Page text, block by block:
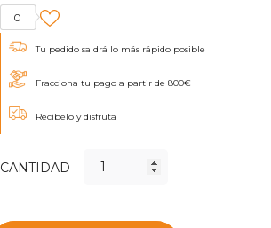
0
Tu pedido saldrá lo más rápido posible
Fracciona tu pago a partir de 800€
Recíbelo y disfruta
CANTIDAD